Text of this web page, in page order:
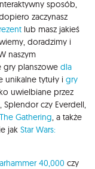
sposób,
zaczynasz
lub masz jakieś
doradzimy i
naszym
gry planszowe dla
unikalne tytuły i gry
uwielbiane przez
czy Everdell,
Gathering , a także
jak Star Wars:
40,000 czy